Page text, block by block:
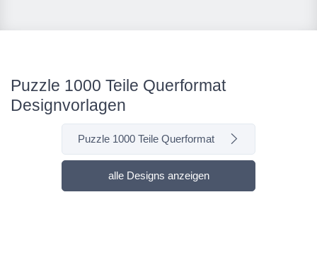
Puzzle 1000 Teile Querformat
Designvorlagen
Puzzle 1000 Teile Querformat
alle Designs anzeigen